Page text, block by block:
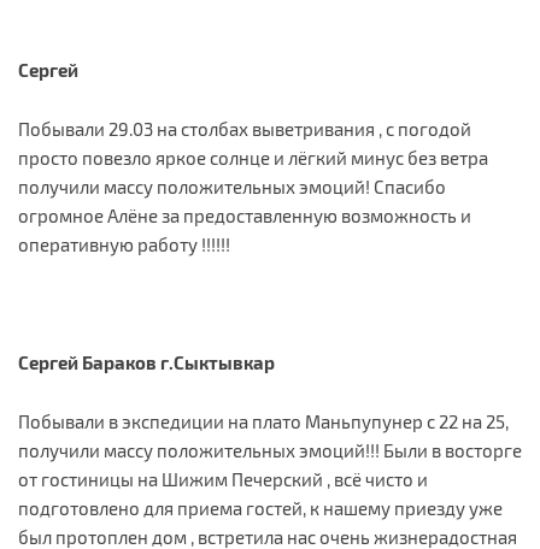
Сергей
Побывали 29.03 на столбах выветривания , с погодой
просто повезло яркое солнце и лёгкий минус без ветра
получили массу положительных эмоций! Спасибо
огромное Алёне за предоставленную возможность и
оперативную работу !!!!!!
Сергей Бараков г.Сыктывкар
Побывали в экспедиции на плато Маньпупунер с 22 на 25,
получили массу положительных эмоций!!! Были в восторге
от гостиницы на Шижим Печерский , всё чисто и
подготовлено для приема гостей, к нашему приезду уже
был протоплен дом , встретила нас очень жизнерадостная